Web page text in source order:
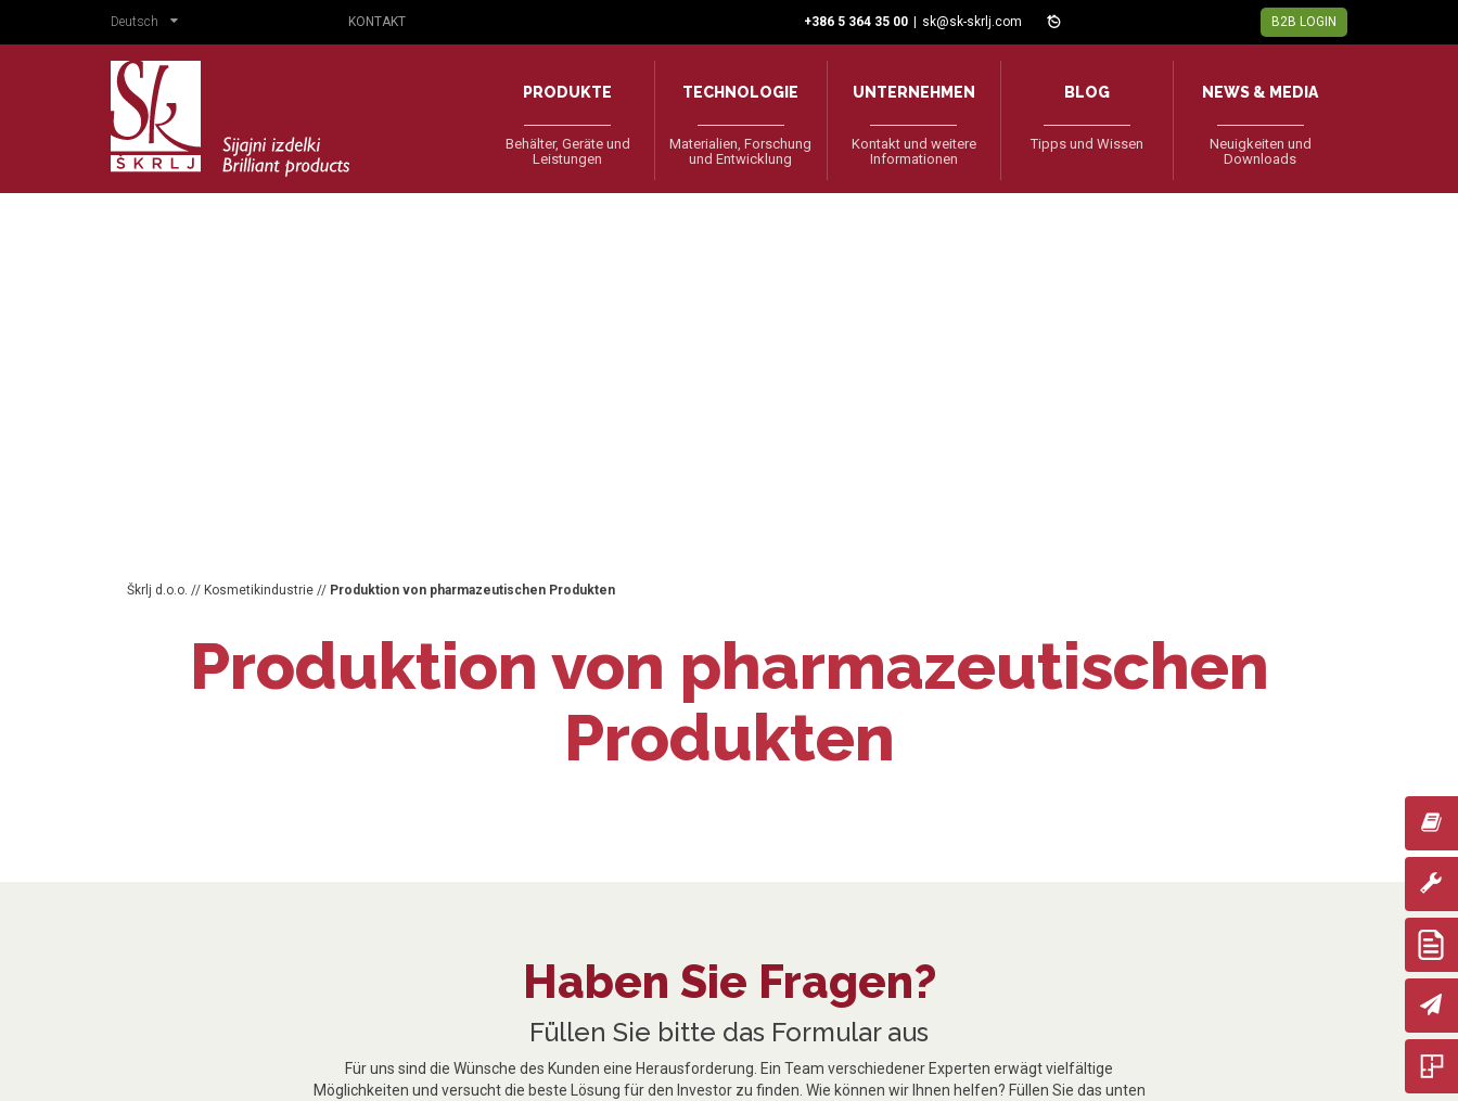
Deutsch KONTAKT +386 5 364 35 00 sk@sk-skrlj.com B2B LOGIN
PRODUKTE
Behälter, Geräte und
Leistungen
TECHNOLOGIE
Materialien, Forschung
und Entwicklung
UNTERNEHMEN
Kontakt und weitere
Informationen
BLOG
Tipps und Wissen
NEWS & MEDIA
Neuigkeiten und
Downloads
Škrlj d.o.o. // Kosmetikindustrie // Produktion von pharmazeutischen Produkten
Produktion von pharmazeutischen
Produkten
Haben Sie Fragen?
Füllen Sie bitte das Formular aus
Für uns sind die Wünsche des Kunden eine Herausforderung. Ein Team verschiedener Experten erwägt vielfältige
Möglichkeiten und versucht die beste Lösung für den Investor zu finden. Wie können wir Ihnen helfen? Füllen Sie das unten